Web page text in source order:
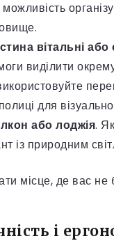
вітальні або
виділити
для
або лоджія.
із природним
місце, де вас не
і